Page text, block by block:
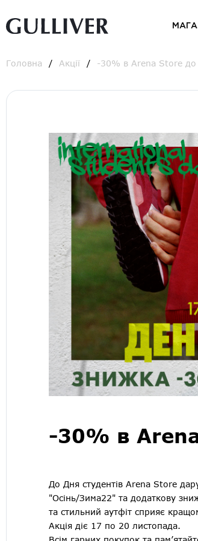
Головна Акції -30% в Arena Store до
-30% в
До Дня студентів Arena Store
"Осінь/Зима22" та додаткову
та стильний аутфіт сприяє
Акція діє 17 по 20 листопада.